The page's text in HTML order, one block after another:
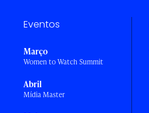
Eventos
Março
Women to Watch Summit
Abril
Mídia Master